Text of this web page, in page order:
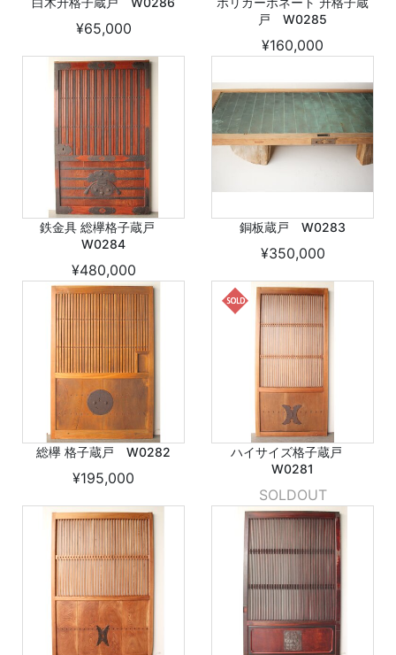
¥65,000
戸 W0285
¥160,000
鉄金具 総欅格子蔵戸
W0284
¥480,000
銅板蔵戸 W0283
¥350,000
総欅 格子蔵戸 W0282
¥195,000
ハイサイズ格子蔵戸
W0281
SOLDOUT